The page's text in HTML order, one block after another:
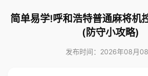
简单易学!呼和浩特普通麻将机
(防守小攻略)
发布时间：2026年08月